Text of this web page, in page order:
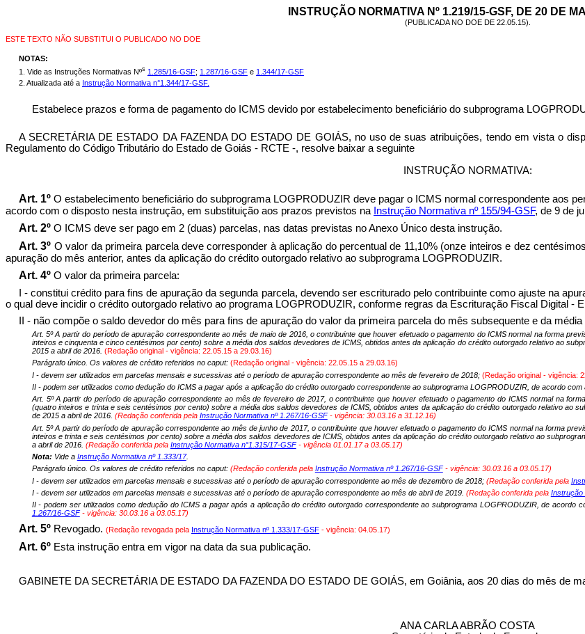
INSTRUÇÃO NORMATIVA Nº 1.219/15-GSF, DE 20 DE
(PUBLICADA NO DOE DE 22.05.15).
ESTE TEXTO NÃO SUBSTITUI O PUBLICADO NO DOE
NOTAS:
1. Vide as Instruções Normativas Nºs 1.285/16-GSF; 1.287/16-GSFe 1.344/17-GSF
2. Atualizada até a Instrução Normativa n°1.344/17-GSF.
Estabelece prazos e forma de pagamento do ICMS devido por estabelecimento beneficiário do subprograma
A SECRETÁRIA DE ESTADO DA FAZENDA DO ESTADO DE GOIÁS, no uso de suas atribuições, tendo em vista o
Regulamento do Código Tributário do Estado de Goiás - RCTE -, resolve baixar a seguinte
INSTRUÇÃO NORMATIVA:
Art. 1ºO estabelecimento beneficiário do subprograma LOGPRODUZIR deve pagar o ICMS normal correspondente aos
acordo com o disposto nesta instrução, em substituição aos prazos previstos na Instrução Normativa nº 155/94-GSF, de 9 de
Art. 2º O ICMS deve ser pago em 2 (duas) parcelas, nas datas previstas no Anexo Único desta instrução.
Art. 3º O valor da primeira parcela deve corresponder à aplicação do percentual de 11,10% (onze inteiros e dez
apuração do mês anterior, antes da aplicação do crédito outorgado relativo ao subprograma LOGPRODUZIR.
Art. 4º O valor da primeira parcela:
I - constitui crédito para fins de apuração da segunda parcela, devendo ser escriturado pelo contribuinte como ajuste na
o qual deve incidir o crédito outorgado relativo ao programa LOGPRODUZIR, conforme regras da Escrituração Fiscal Digital -
II - não compõe o saldo devedor do mês para fins de apuração do valor da primeira parcela do mês subsequente e da
Art. 5º A partir do período de apuração correspondente ao mês de maio de 2016, o contribuinte que houver efetuado o pagamento do ICMS normal na forma
inteiros e cinquenta e cinco centésimos por cento) sobre a média dos saldos devedores de ICMS, obtidos antes da aplicação do crédito outorgado relativo ao
2015 a abril de 2016. (Redação original - vigência: 22.05.15 a 29.03.16)
Parágrafo único. Os valores de crédito referidos no caput: (Redação original - vigência: 22.05.15 a 29.03.16)
I - devem ser utilizados em parcelas mensais e sucessivas até o período de apuração correspondente ao mês de fevereiro de 2018; (Redação original - vigência:
II - podem ser utilizados como dedução do ICMS a pagar após a aplicação do crédito outorgado correspondente ao subprograma LOGPRODUZIR, de acordo
Art. 5º A partir do período de apuração correspondente ao mês de fevereiro de 2017, o contribuinte que houver efetuado o pagamento do ICMS normal na
(quatro inteiros e trinta e seis centésimos por cento) sobre a média dos saldos devedores de ICMS, obtidos antes da aplicação do crédito outorgado relativo ao
de 2015 a abril de 2016. (Redação conferida pela Instrução Normativa nº 1.267/16-GSF- vigência: 30.03.16 a 31.12.16)
Art. 5º A partir do período de apuração correspondente ao mês de junho de 2017, o contribuinte que houver efetuado o pagamento do ICMS normal na forma
inteiros e trinta e seis centésimos por cento) sobre a média dos saldos devedores de ICMS, obtidos antes da aplicação do crédito outorgado relativo ao
a abril de 2016. (Redação conferida pela Instrução Normativa n°1.315/17-GSF- vigência 01.01.17 a 03.05.17)
Nota: Vide a Instrução Normativa nº 1.333/17.
Parágrafo único. Os valores de crédito referidos no caput: (Redação conferida pela Instrução Normativa nº 1.267/16-GSF - vigência: 30.03.16 a 03.05.17)
I - devem ser utilizados em parcelas mensais e sucessivas até o período de apuração correspondente ao mês de dezembro de 2018; (Redação conferida pela
I - devem ser utilizados em parcelas mensais e sucessivas até o período de apuração correspondente ao mês de abril de 2019. (Redação conferida pela Instrução
II - podem ser utilizados como dedução do ICMS a pagar após a aplicação do crédito outorgado correspondente ao subprograma LOGPRODUZIR, de acordo
1.267/16-GSF- vigência: 30.03.16 a 03.05.17)
Art. 5º Revogado. (Redação revogada pela Instrução Normativa nº 1.333/17-GSF- vigência: 04.05.17)
Art. 6º Esta instrução entra em vigor na data da sua publicação.
GABINETE DA SECRETÁRIA DE ESTADO DA FAZENDA DO ESTADO DE GOIÁS, em Goiânia, aos 20 dias do mês de
ANA CARLA ABRÃO COSTA